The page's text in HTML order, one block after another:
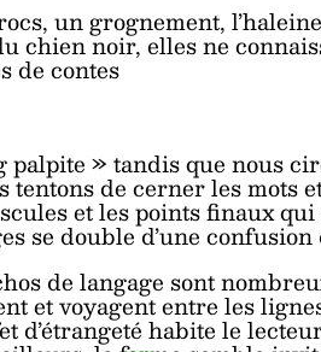
un grognement,
chien noir, elles ne
de contes
» tandis que nous
de cerner les mots
et les points finaux qui
se double d’une confusion
de langage sont
et voyagent entre les
d’étrangeté habite le